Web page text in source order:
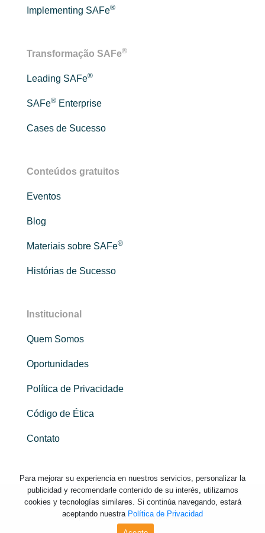
Implementing SAFe®
Transformação SAFe®
Leading SAFe®
SAFe® Enterprise
Cases de Sucesso
Conteúdos gratuitos
Eventos
Blog
Materiais sobre SAFe®
Histórias de Sucesso
Institucional
Quem Somos
Oportunidades
Política de Privacidade
Código de Ética
Contato
Adaptworks. Todos os direitos reservados
Para mejorar su experiencia en nuestros servicios, personalizar la
publicidad y recomendarle contenido de su interés, utilizamos
cookies y tecnologías similares. Si continúa navegando, estará
aceptando nuestra Política de Privacidad